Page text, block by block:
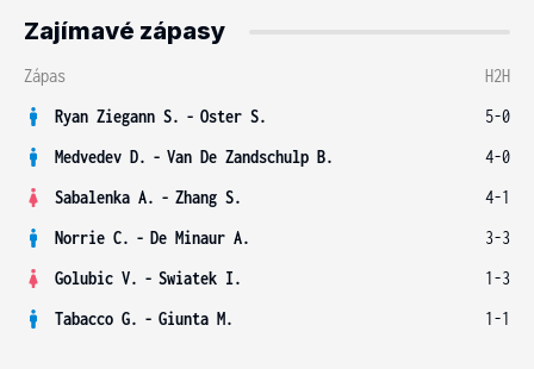
Zajímavé zápasy
Zápas
H2H
Ryan Ziegann S. - Oster S.
5-0
Medvedev D. - Van De Zandschulp B.
4-0
Sabalenka A. - Zhang S.
4-1
Norrie C. - De Minaur A.
3-3
Golubic V. - Swiatek I.
1-3
Tabacco G. - Giunta M. 1-1